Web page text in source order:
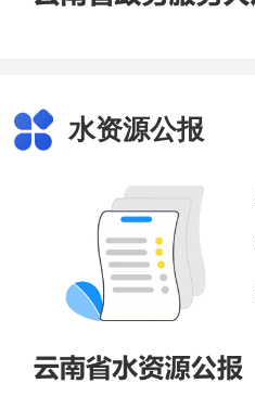
水资源公报